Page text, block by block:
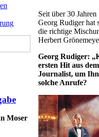
Moser
Seit über 30
Georg Rudiger hat
die richtige
Herbert
Georg Rudiger:
ersten Hit aus
Journalist, um
solche Anrufe?